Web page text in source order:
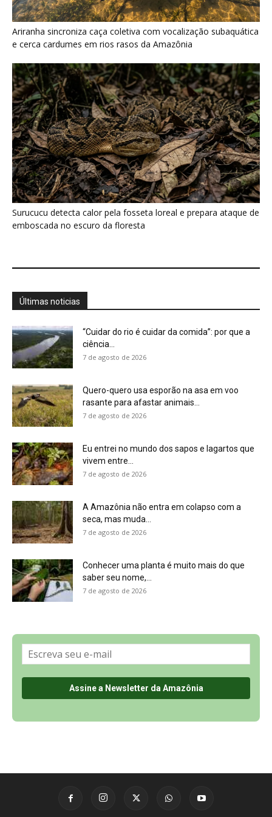
Surucucu detecta calor pela fosseta loreal e prepara ataque de
emboscada no escuro da floresta
Últimas noticias
“Cuidar do rio é cuidar da comida”: por que a
ciência...
7 de agosto de 2026
Quero-quero usa esporão na asa em voo
rasante para afastar animais...
7 de agosto de 2026
A Amazônia não entra em colapso com a
7 de agosto de 2026
7 de agosto de 2026
Política de Privacidade, LGPD e RGPD
Últimas Notícias
🌎 Español
©